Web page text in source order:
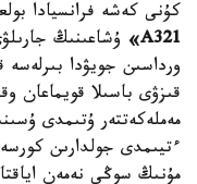
كۇنى كەشە فرانسيادا
A321»
ۇشاعىنىڭ
ورداسىن جويۋدا بىرلەسە
قىزۋى باسىلا قويماعان
مەملەكەتتەر ۇتىمدى
ءتيىمدى جولدارىن
مۇنىڭ سوڭى نەمەن